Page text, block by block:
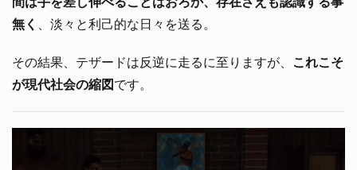
無く
、淡々と利己的な日々を送る。
その結果、テザードは反逆に走るに至りますが、
これこそ
が現代社会の縮図です。